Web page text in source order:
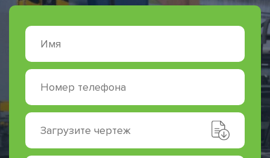
Загрузите чертеж